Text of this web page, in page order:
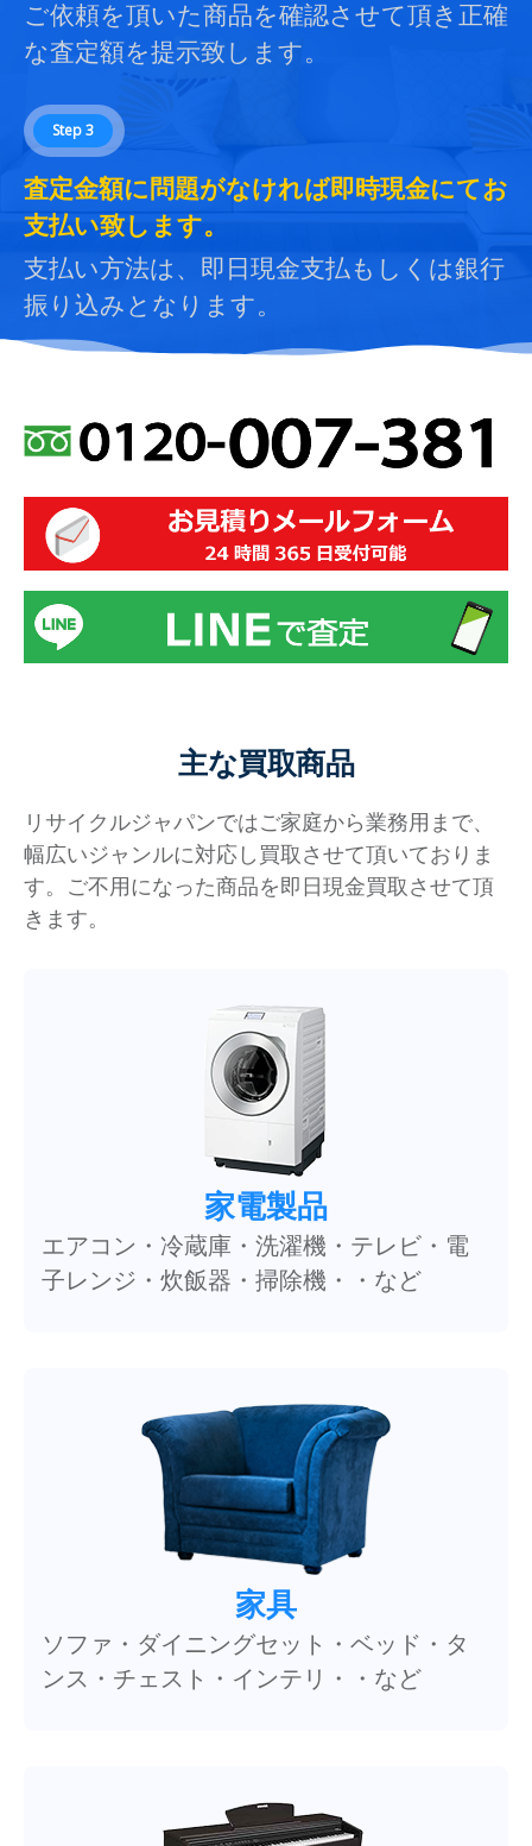
ご依頼を頂いた商品を確認させて頂き正確
な査定額を提示致します。
Step 3
査定金額に問題がなければ即時現金にてお
支払い致します。
支払い方法は、即日現金支払もしくは銀行
振り込みとなります。
主な買取商品
リサイクルジャパンではご家庭から業務用まで、
幅広いジャンルに対応し買取させて頂いておりま
す。ご不用になった商品を即日現金買取させて頂
きます。
家電製品
エアコン・冷蔵庫・洗濯機・テレビ・電
子レンジ・炊飯器・掃除機・・など
家具
ソファ・ダイニングセット・ベッド・タ
ンス・チェスト・インテリ・・など